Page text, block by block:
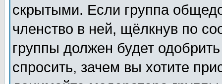
скрытыми. Если группа
членство в ней, щёлкнув по
группы должен будет
спросить, зачем вы хотите